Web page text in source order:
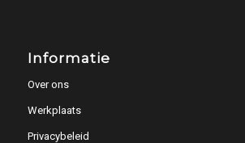
Informatie
Over ons
Werkplaats
Privacybeleid